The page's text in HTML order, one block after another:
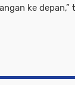
ke depan,”